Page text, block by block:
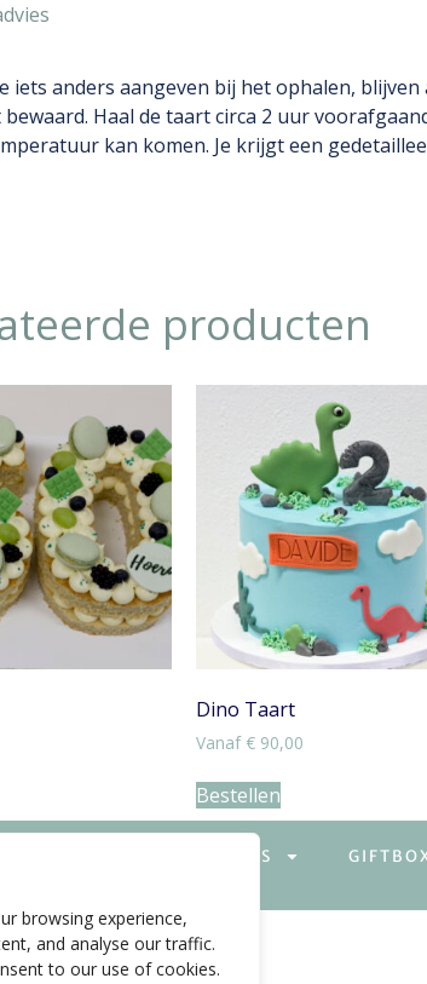
browsing experience,
and analyse our traffic.
to our use of cookies.
iets anders aangeven bij het ophalen,
Haal de taart circa 2 uur
kan komen. Je krijgt een
producten
Dino Taart
Vanaf € 90,00
Bestellen
SWEETS